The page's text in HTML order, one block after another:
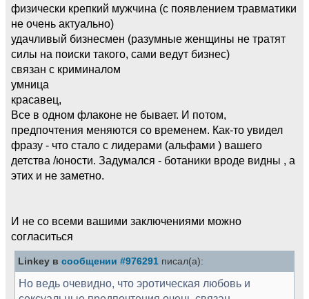
физически крепкий мужчина (с появлением травматики
не очень актуально)
удачливый бизнесмен (разумные женщины не тратят
силы на поиски такого, сами ведут бизнес)
связан с криминалом
умница
красавец,
Все в одном флаконе не бывает. И потом,
предпочтения меняются со временем. Как-то увидел
фразу - что стало с лидерами (альфами ) вашего
детства /юности. Задумался - ботаники вроде видны , а
этих и не заметно.
И не со всеми вашими заключениями можно
согласиться
Linkey в сообщении #976291 писал(а):
Но ведь очевидно, что эротическая любовь и